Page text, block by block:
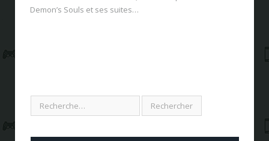
Demon’s Souls et ses suites…